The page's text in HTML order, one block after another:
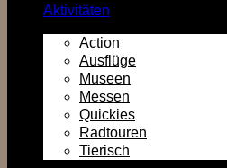
Aktivitäten
Action
Ausflüge
Museen
Messen
Quickies
Radtouren
Tierisch